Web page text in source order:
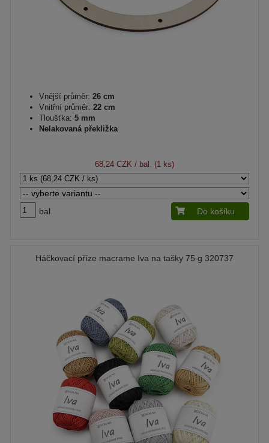
Vnější průměr: 26 cm
Vnitřní průměr: 22 cm
Tloušťka: 5 mm
Nelakovaná překližka
68,24 CZK / bal. (1 ks)
bal. Do košíku
Háčkovací příze macrame Iva na tašky 75 g 320737